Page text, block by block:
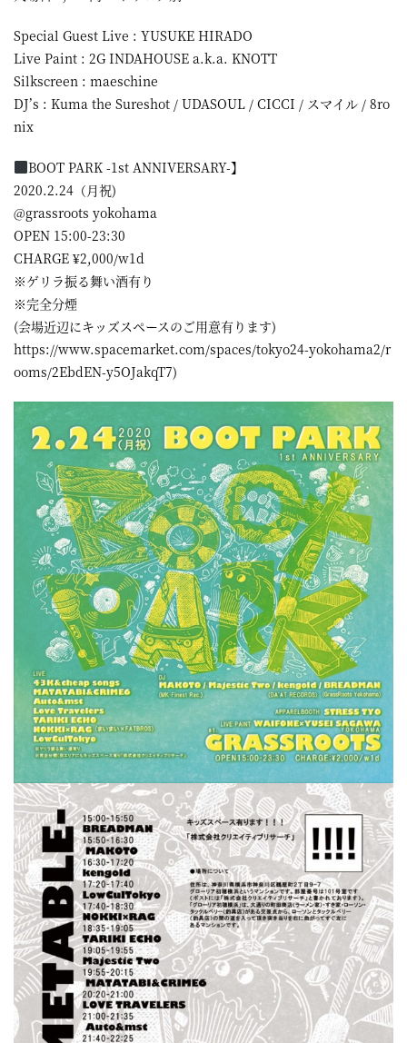
Special Guest Live : YUSUKE HIRADO
Live Paint : 2G INDAHOUSE a.k.a. KNOTT
Silkscreen : maeschine
DJ’s : Kuma the Sureshot / UDASOUL / CICCI / スマイル / 8ro
nix
BOOT PARK -1st ANNIVERSARY-】
2020.2.24（月祝)
@grassroots yokohama
OPEN 15:00-23:30
CHARGE ¥2,000/w1d
※ゲリラ振る舞い酒有り
※完全分煙
(会場近辺にキッズスペースのご用意有ります)
https://www.spacemarket.com/spaces/tokyo24-yokohama2/r
ooms/2EbdEN-y5OJakqT7)